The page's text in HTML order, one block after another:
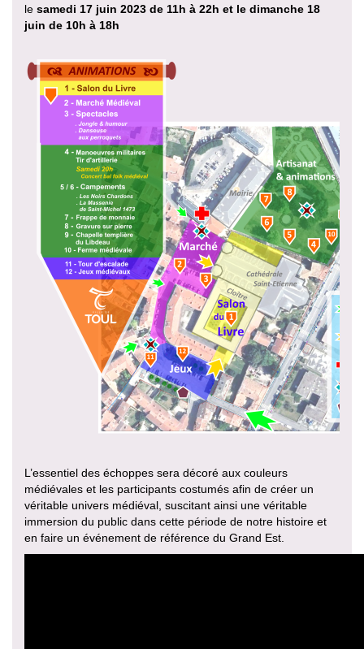
le samedi 17 juin 2023 de 11h à 22h et le dimanche 18
juin de 10h à 18h
L’essentiel des échoppes sera décoré aux couleurs
médiévales et les participants costumés afin de créer un
véritable univers médiéval, suscitant ainsi une véritable
immersion du public dans cette période de notre histoire et
en faire un événement de référence du Grand Est.